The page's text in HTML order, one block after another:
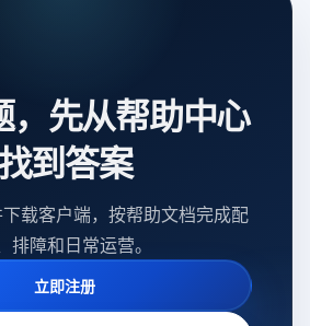
本是跨境电商运营里的固定支出，
你什么时候买。这次活动的价格，
了。与其等旺季来了再高价补货，
去云登客户端立即锁定代理超低价
动
，先从帮助中心
找到答案
载客户端，按帮助文档完成配
排障和日常运营。
立即注册